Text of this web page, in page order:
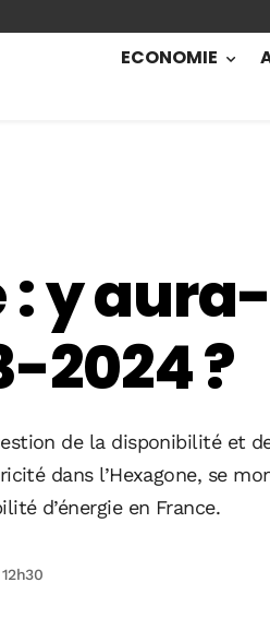
ECONOMIE
: y
2024 ?
de la disponibilité et
dans l’Hexagone, se
d’énergie en France.